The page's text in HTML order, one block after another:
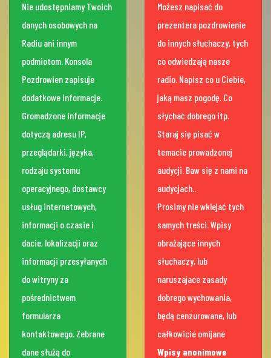
Nie udostępniamy Twoich
danych osobowych na
Radiu ani innym
podmiotom. Konsola
Pozdrowien zapisuje
dodatkowe informacje.
Gromadzone informacje
dotyczą adresu IP,
przeglądarki, języka,
rodzaju systemu
operacyjnego, dostawcy
usług internetowych,
informacji o czasie i
dacie, lokalizacji oraz
informacji przesyłanych
do witryny za
pośrednictwem
formularza
kontaktowego. Zebrane
dane służą do
Możesz napisać do
prezentera pozdrowienie
do innych słuchaczy, tych
co odwiedzają nasze
radio. Napisz co u Ciebie,
jaką masz pogodę. Co
słychać dobrego itp.
Staraj się pisać w
temacie prowadzonej
audycji. Baw się z nami na
audycjach..
Prosimy nie wklejać tych
samych treści. Wpisy
obrażające innych
słuchaczy, lub
naruszajace zasady
dobrego wychowania,
będą cenzurowane, lub
całkowicie omijane
Wpisy anonimowe